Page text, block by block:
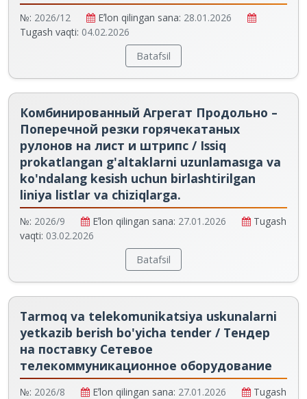
№: 2026/12 Eʼlon qilingan sana: 28.01.2026
Tugash vaqti: 04.02.2026
Batafsil
Комбинированный Агрегат Продольно –
Поперечной резки горячекатаных
рулонов на лист и штрипс / Issiq
prokatlangan g'altaklarni uzunlamasıga va
ko'ndalang kesish uchun birlashtirilgan
liniya listlar va chiziqlarga.
№: 2026/9 Eʼlon qilingan sana: 27.01.2026
Tugash
vaqti: 03.02.2026
Batafsil
Tarmoq va telekоmunikatsiya uskunalarni
yetkazib berish bo'yicha tender / Тендер
на поставку Cетевое
телекоммуникационное оборудование
№: 2026/8 Eʼlon qilingan sana: 27.01.2026
Tugash